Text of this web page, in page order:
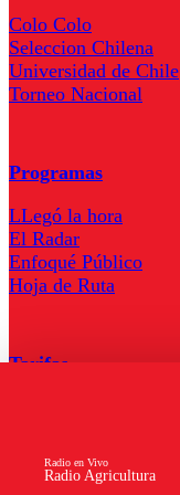
Radio Agricultura
Radio en Vivo
Colo Colo
Seleccion Chilena
Universidad de Chile
Torneo Nacional
Programas
LLegó la hora
El Radar
Enfoqué Público
Hoja de Ruta
Tarifas